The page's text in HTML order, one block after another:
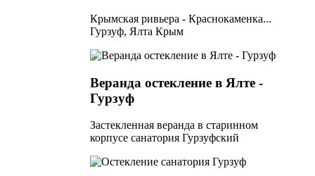
Крымская ривьера - Краснокаменка...
Гурзуф, Ялта Крым
Веранда остекление в Ялте -
Гурзуф
Застекленная веранда в старинном
корпусе санатория Гурзуфский